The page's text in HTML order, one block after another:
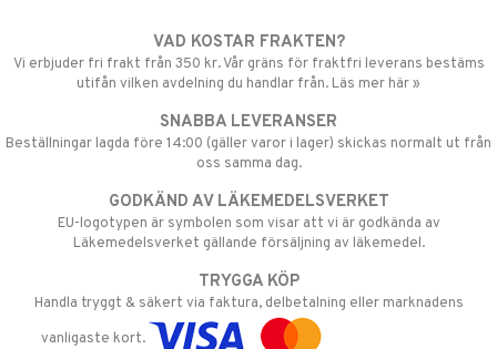
VAD KOSTAR FRAKTEN?
Vi erbjuder fri frakt från 350 kr. Vår gräns för fraktfri leverans bestäms
utifån vilken avdelning du handlar från. Läs mer här »
SNABBA LEVERANSER
Beställningar lagda före 14:00 (gäller varor i lager) skickas normalt ut från
oss samma dag.
GODKÄND AV LÄKEMEDELSVERKET
EU-logotypen är symbolen som visar att vi är godkända av
Läkemedelsverket gällande försäljning av läkemedel.
TRYGGA KÖP
Handla tryggt & säkert via faktura, delbetalning eller marknadens
vanligaste kort.